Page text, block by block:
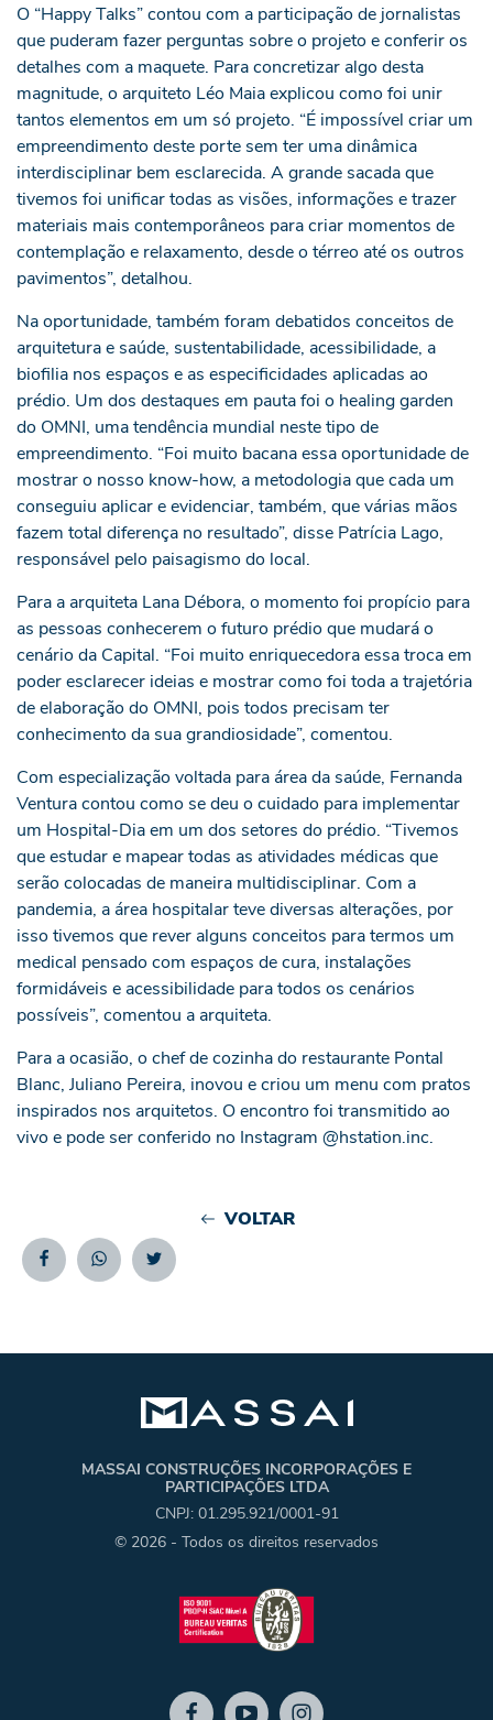
O “Happy Talks” contou com a participação de jornalistas
que puderam fazer perguntas sobre o projeto e conferir os
detalhes com a maquete. Para concretizar algo desta
magnitude, o arquiteto Léo Maia explicou como foi unir
tantos elementos em um só projeto. “É impossível criar um
empreendimento deste porte sem ter uma dinâmica
interdisciplinar bem esclarecida. A grande sacada que
tivemos foi unificar todas as visões, informações e trazer
materiais mais contemporâneos para criar momentos de
contemplação e relaxamento, desde o térreo até os outros
pavimentos”, detalhou.
Na oportunidade, também foram debatidos conceitos de
arquitetura e saúde, sustentabilidade, acessibilidade, a
biofilia nos espaços e as especificidades aplicadas ao
prédio. Um dos destaques em pauta foi o healing garden
do OMNI, uma tendência mundial neste tipo de
empreendimento. “Foi muito bacana essa oportunidade de
mostrar o nosso know-how, a metodologia que cada um
conseguiu aplicar e evidenciar, também, que várias mãos
fazem total diferença no resultado”, disse Patrícia Lago,
responsável pelo paisagismo do local.
Para a arquiteta Lana Débora, o momento foi propício para
as pessoas conhecerem o futuro prédio que mudará o
cenário da Capital. “Foi muito enriquecedora essa troca em
poder esclarecer ideias e mostrar como foi toda a trajetória
de elaboração do OMNI, pois todos precisam ter
conhecimento da sua grandiosidade”, comentou.
Com especialização voltada para área da saúde, Fernanda
Ventura contou como se deu o cuidado para implementar
um Hospital-Dia em um dos setores do prédio. “Tivemos
que estudar e mapear todas as atividades médicas que
serão colocadas de maneira multidisciplinar. Com a
pandemia, a área hospitalar teve diversas alterações, por
isso tivemos que rever alguns conceitos para termos um
medical pensado com espaços de cura, instalações
formidáveis e acessibilidade para todos os cenários
possíveis”, comentou a arquiteta.
Para a ocasião, o chef de cozinha do restaurante Pontal
Blanc, Juliano Pereira, inovou e criou um menu com pratos
inspirados nos arquitetos. O encontro foi transmitido ao
vivo e pode ser conferido no Instagram @hstation.inc.
VOLTAR
FacebookWhatsappTwitter
MASSAI CONSTRUÇÕES INCORPORAÇÕES E
PARTICIPAÇÕES LTDA
CNPJ: 01.295.921/0001-91
© 2026 - Todos os direitos reservados